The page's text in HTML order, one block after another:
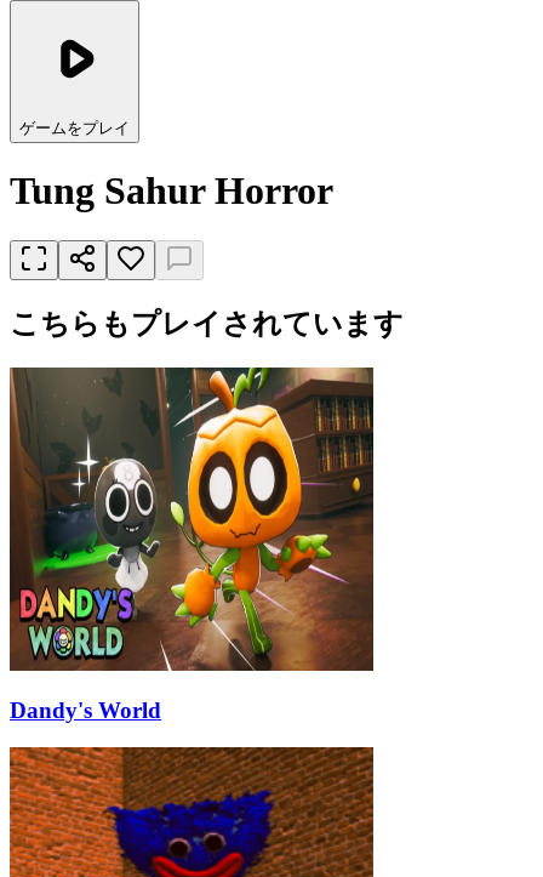
ゲームをプレイ
Tung Sahur Horror
こちらもプレイされています
Dandy's World